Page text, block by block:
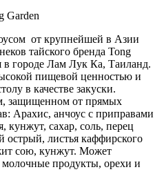
Garden
от крупнейшей в Азии
тайского бренда Tong
в городе Лам Лук Ка, Таиланд.
пищевой ценностью и
в качестве закуски.
защищенном от прямых
: Арахис, анчоус с приправами
кунжут, сахар, соль, перец
листья каффирского
сою, кунжут. Может
продукты, орехи и